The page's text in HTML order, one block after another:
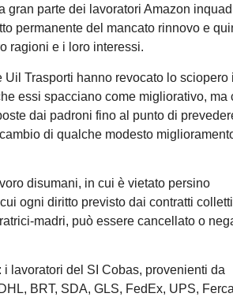
gran parte dei lavoratori Amazon
permanente del mancato rinnovo e
ragioni e i loro interessi.
Trasporti hanno revocato lo sciopero
essi spacciano come migliorativo, ma
dai padroni fino al punto di
di qualche modesto
disumani, in cui è vietato persino
ogni diritto previsto dai contratti
madri, può essere cancellato o
lavoratori del SI Cobas, provenienti da
BRT, SDA, GLS, FedEx, UPS,